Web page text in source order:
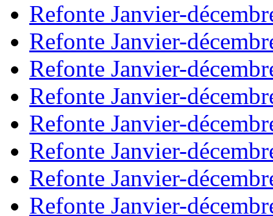
Refonte Janvier-
Refonte Janvier-
Refonte Janvier-
Refonte Janvier-
Refonte Janvier-
Refonte Janvier-
Refonte Janvier-
Refonte Janvier-